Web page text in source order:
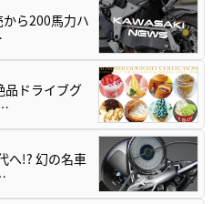
から200馬力ハ
品ドライブグ
へ!? 幻の名車